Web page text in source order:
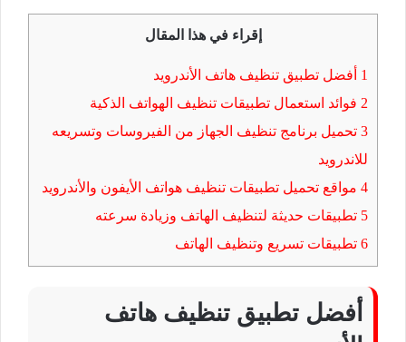
إقراء في هذا المقال
1 أفضل تطبيق تنظيف هاتف الأندرويد
2 فوائد استعمال تطبيقات تنظيف الهواتف الذكية
3 تحميل برنامج تنظيف الجهاز من الفيروسات وتسريعه
للاندرويد
4 مواقع تحميل تطبيقات تنظيف هواتف الأيفون والأندرويد
5 تطبيقات حديثة لتنظيف الهاتف وزيادة سرعته
6 تطبيقات تسريع وتنظيف الهاتف
أفضل تطبيق تنظيف هاتف